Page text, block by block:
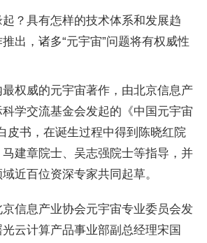
？具有怎样的技术体系和发展趋
出，诸多“元宇宙”问题将有权威性
权威的元宇宙著作，由北京信息产
学交流基金会发起的《中国元宇宙
皮书，在诞生过程中得到陈晓红院
建章院士、吴志强院士等指导，并
近百位资深专家共同起草。
信息产业协会元宇宙专业委员会发
云计算产品事业部副总经理宋国